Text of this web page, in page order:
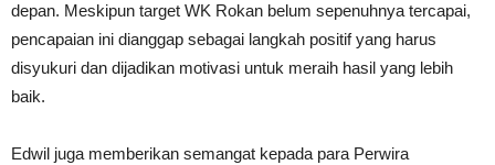
depan. Meskipun target WK Rokan belum sepenuhnya tercapai,
pencapaian ini dianggap sebagai langkah positif yang harus
disyukuri dan dijadikan motivasi untuk meraih hasil yang lebih
baik.
Edwil juga memberikan semangat kepada para Perwira